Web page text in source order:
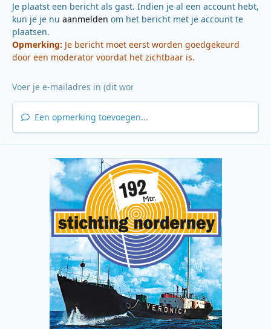
Je plaatst een bericht als gast. Indien je al een account hebt,
kun je je nu aanmelden om het bericht met je account te
plaatsen.
Opmerking: Je bericht moet eerst worden goedgekeurd
door een moderator voordat het zichtbaar is.
Een opmerking toevoegen...